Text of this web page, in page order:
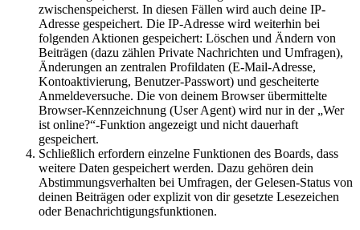
zwischenspeicherst. In diesen Fällen wird auch deine IP-
Adresse gespeichert. Die IP-Adresse wird weiterhin bei
folgenden Aktionen gespeichert: Löschen und Ändern von
Beiträgen (dazu zählen Private Nachrichten und Umfragen),
Änderungen an zentralen Profildaten (E-Mail-Adresse,
Kontoaktivierung, Benutzer-Passwort) und gescheiterte
Anmeldeversuche. Die von deinem Browser übermittelte
Browser-Kennzeichnung (User Agent) wird nur in der „Wer
ist online?“-Funktion angezeigt und nicht dauerhaft
gespeichert.
Schließlich erfordern einzelne Funktionen des Boards, dass
weitere Daten gespeichert werden. Dazu gehören dein
Abstimmungsverhalten bei Umfragen, der Gelesen-Status von
deinen Beiträgen oder explizit von dir gesetzte Lesezeichen
oder Benachrichtigungsfunktionen.